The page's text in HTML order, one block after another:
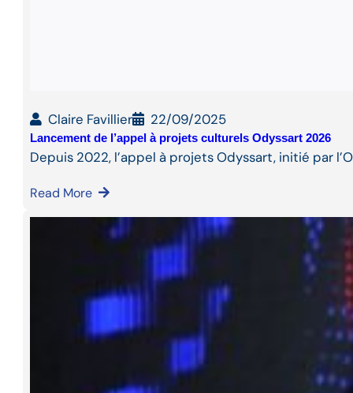
Claire Favillier 22/09/2025
Lancement de l’appel à projets culturels Odyssart 2026
Depuis 2022, l’appel à projets Odyssart, initié par
Read More